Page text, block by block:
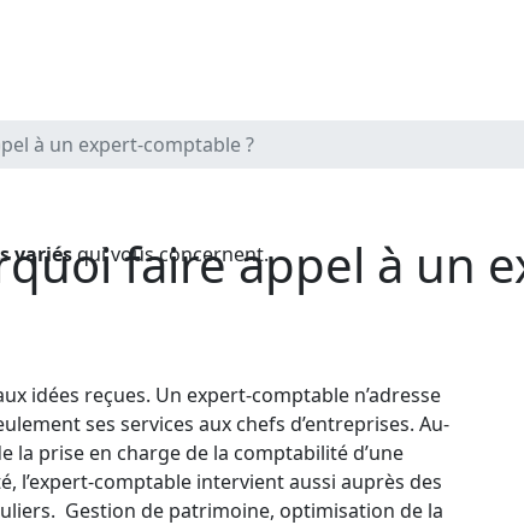
variésqui vous concernent.
à un expert-comptable ?
faire appel à un
idées reçues. Un expert-comptable n’adresse
ses services aux chefs d’entreprises. Au-
la prise en charge de la comptabilité d’une
l’expert-comptable intervient aussi auprès des
Gestion de patrimoine, optimisation de la